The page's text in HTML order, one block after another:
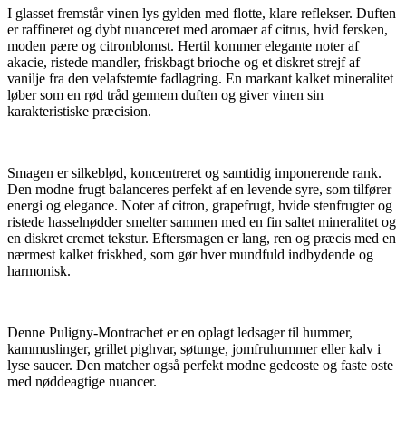
I glasset fremstår vinen lys gylden med flotte, klare reflekser. Duften
er raffineret og dybt nuanceret med aromaer af citrus, hvid fersken,
moden pære og citronblomst. Hertil kommer elegante noter af
akacie, ristede mandler, friskbagt brioche og et diskret strejf af
vanilje fra den velafstemte fadlagring. En markant kalket mineralitet
løber som en rød tråd gennem duften og giver vinen sin
karakteristiske præcision.
Smagen er silkeblød, koncentreret og samtidig imponerende rank.
Den modne frugt balanceres perfekt af en levende syre, som tilfører
energi og elegance. Noter af citron, grapefrugt, hvide stenfrugter og
ristede hasselnødder smelter sammen med en fin saltet mineralitet og
en diskret cremet tekstur. Eftersmagen er lang, ren og præcis med en
nærmest kalket friskhed, som gør hver mundfuld indbydende og
harmonisk.
Denne Puligny-Montrachet er en oplagt ledsager til hummer,
kammuslinger, grillet pighvar, søtunge, jomfruhummer eller kalv i
lyse saucer. Den matcher også perfekt modne gedeoste og faste oste
med nøddeagtige nuancer.